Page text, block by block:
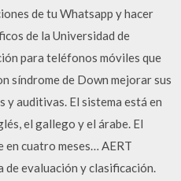
de tu Whatsapp y hacer
de la Universidad de
para teléfonos móviles que
síndrome de Down mejorar sus
y auditivas. El sistema está en
el gallego y el árabe. El
en cuatro meses… AERT
evaluación y clasificación.